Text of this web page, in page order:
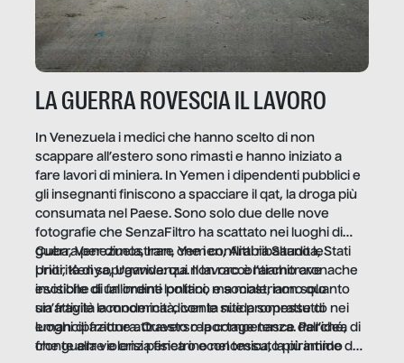
LA GUERRA ROVESCIA IL LAVORO
In Venezuela i medici che hanno scelto di non
scappare all’estero sono rimasti e hanno iniziato a
fare lavori di miniera. In Yemen i dipendenti pubblici e
gli insegnanti finiscono a spacciare il qat, la droga più
consumata nel Paese. Sono solo due delle nove
fotografie che SenzaFiltro ha scattato nei luoghi di
guerra per dimostrare che i conflitti ribaltano le
priorità di sopravvivenza. Il lavoro è l’architrave
invisibile di un ordine politico e sociale, non solo
un’attività economica: diventa nitida soprattutto nei
luoghi di frattura. Questo reportage nasce dall’idea
che guerre e crisi penetrino nel tessuto più intimo
Cuba, Venezuela, Iran, Yemen, Arabia Saudita, Stati
Uniti, Kenya, Uganda: qui non raccontiamo cronache
esotiche di fallimenti lontani, ma mostriamo quanto
sia fragile la modernità, con le sue promesse di
emancipazione attraverso la competenza. Perché, di
fronte alla violenza fisica o economica, la piramide del